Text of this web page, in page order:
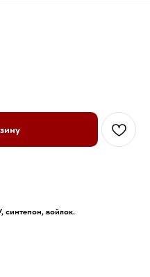
войлок.